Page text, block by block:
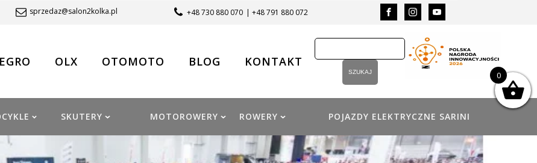
sprzedaz@salon2kolka.pl +48 730 880 070 | +48 791 880 072
OLX OTOMOTO BLOG KONTAKT
SKUTERY MOTOROWERY ROWERY POJAZDY ELEKTRYCZNE SARINI
0